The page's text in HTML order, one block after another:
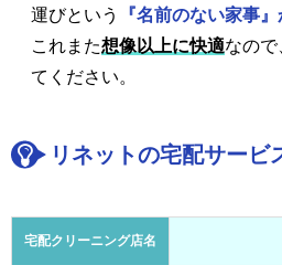
運びという
『名前のない家事
これまた想像以上に快適なの
てください。
リネットの宅配サービ
宅配クリーニング店名